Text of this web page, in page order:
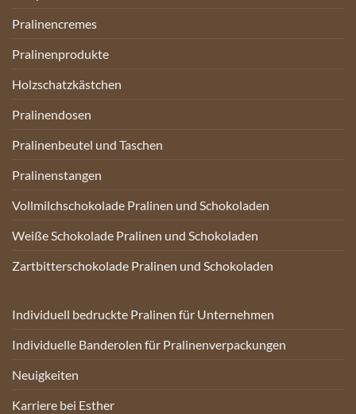
Pralinencremes
Pralinenprodukte
Holzschatzkästchen
Pralinendosen
Pralinenbeutel und Taschen
Pralinenstangen
Vollmilchschokolade Pralinen und Schokoladen
Weiße Schokolade Pralinen und Schokoladen
Zartbitterschokolade Pralinen und Schokoladen
Individuell bedruckte Pralinen für Unternehmen
Individuelle Banderolen für Pralinenverpackungen
Neuigkeiten
Karriere bei Esther